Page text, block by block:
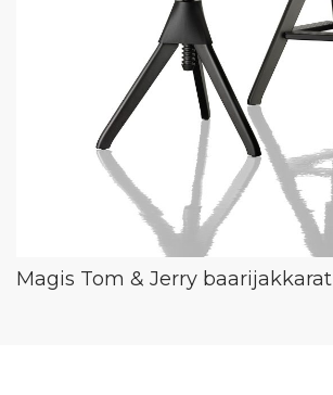
Magis Tom & Jerry baarijakkarat